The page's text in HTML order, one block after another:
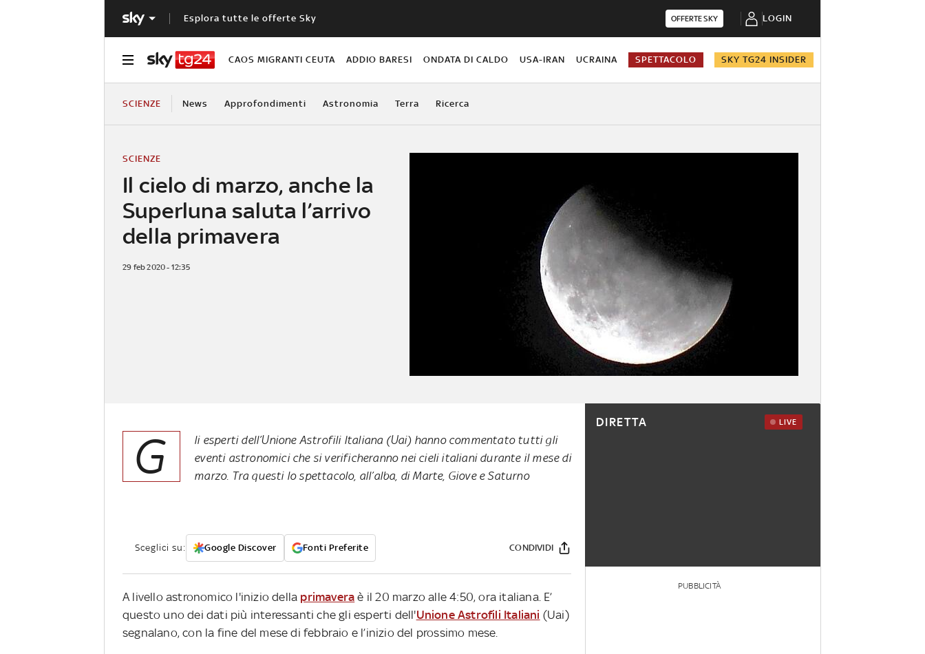
Esplora tutte le offerte Sky OFFERTE SKY LOGIN
CAOS MIGRANTI CEUTA ADDIO BARESI ONDATA DI CALDO USA-IRAN UCRAINA SPETTACOLO SKY TG24 INSIDER
SCIENZE News Approfondimenti Astronomia Terra Ricerca
Il cielo di marzo, anche la
Superluna saluta l’arrivo
della primavera
SCIENZE
29 feb 2020 - 12:35
G
li esperti dell’Unione Astrofili Italiana (Uai) hanno commentato tutti gli
eventi astronomici che si verificheranno nei cieli italiani durante il mese di
marzo. Tra questi lo spettacolo, all’alba, di Marte, Giove e Saturno
Sceglici su: Google Discover Fonti Preferite CONDIVIDI
A livello astronomico l'inizio della primavera è il 20 marzo alle 4:50, ora italiana. E’
questo uno dei dati più interessanti che gli esperti dell'Unione Astrofili Italiani (Uai)
segnalano, con la fine del mese di febbraio e l’inizio del prossimo mese.
DIRETTA LIVE
PUBBLICITÀ